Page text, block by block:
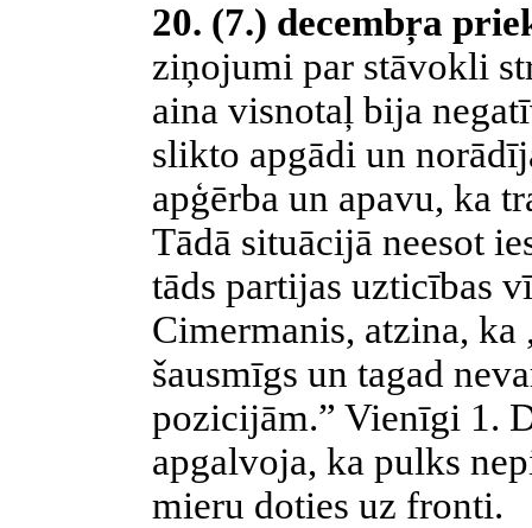
20. (7.) decembŗa
ziņojumi par stāvokli
aina visnotaļ bija
slikto apgādi un
apģērba un apavu, ka
Tādā situācijā neesot
tāds partijas uzticības
Cimermanis, atzina,
šausmīgs un tagad
pozicijām.” Vienīgi 1.
apgalvoja, ka pulks
mieru doties uz fronti.